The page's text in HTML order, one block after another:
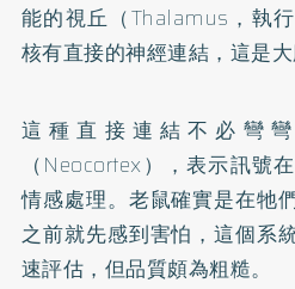
能的視丘（Thalamus，執
核有直接的神經連結，這是大
這種直接連結不必彎
（Neocortex），表示訊號
情感處理。老鼠確實是在牠
之前就先感到害怕，這個系
速評估，但品質頗為粗糙。